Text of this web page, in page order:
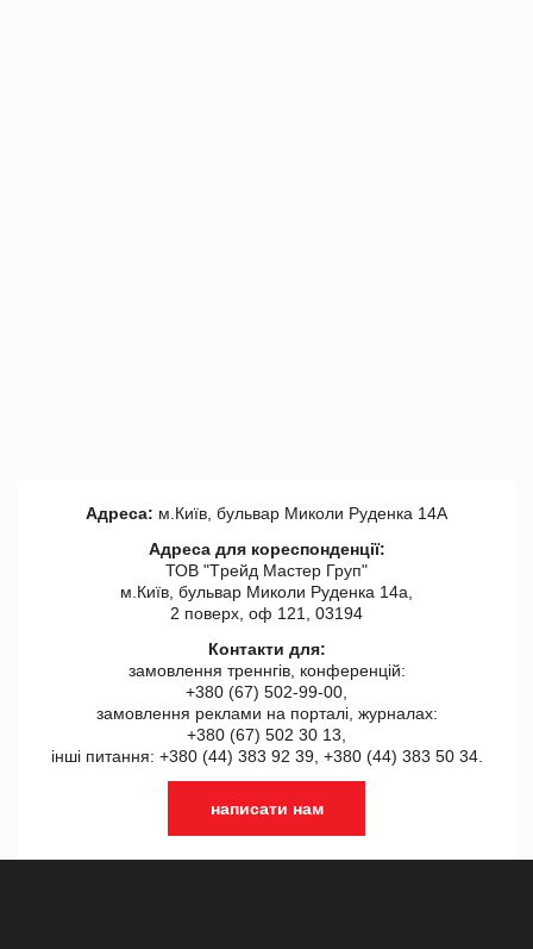
Адреса: м.Київ, бульвар Миколи Руденка 14А
Адреса для кореспонденції:
ТОВ "Tрейд Мастер Груп"
м.Київ, бульвар Миколи Руденка 14а,
2 поверх, оф 121, 03194
Контакти для:
замовлення треннгів, конференцій:
+380 (67) 502-99-00,
замовлення реклами на порталі, журналах:
+380 (67) 502 30 13,
інші питання: +380 (44) 383 92 39, +380 (44) 383 50 34.
написати нам